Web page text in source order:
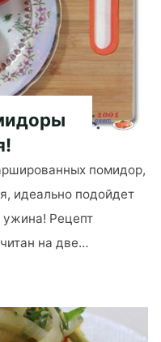
помидор,
идеально подойдет
ужина! Рецепт
на две…